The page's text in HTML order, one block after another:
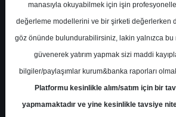
S.No Dosya Adı
1
halk-yatirim-bioen-hedef-
fiyat-449228
manasıyla okuyabilmek için işin
değerleme modellerini ve bir şirketi değerlerken
göz önünde bulundurabilirsiniz, lakin yalnızca
güvenerek yatırım yapmak sizi maddi
bilgiler/paylaşımlar kurum&banka raporları
Platformu kesinlikle alım/satım için bir
yapmamaktadır ve yine kesinlikle tavsiye